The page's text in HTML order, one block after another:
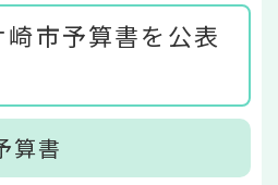
市予算書を公表
算書